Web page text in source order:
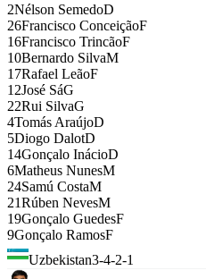
2Nélson SemedoD
26Francisco ConceiçãoF
16Francisco TrincãoF
10Bernardo SilvaM
17Rafael LeãoF
12José SáG
22Rui SilvaG
4Tomás AraújoD
5Diogo DalotD
14Gonçalo InácioD
6Matheus NunesM
24Samú CostaM
21Rúben NevesM
19Gonçalo GuedesF
9Gonçalo RamosF
Uzbekistan3-4-2-1